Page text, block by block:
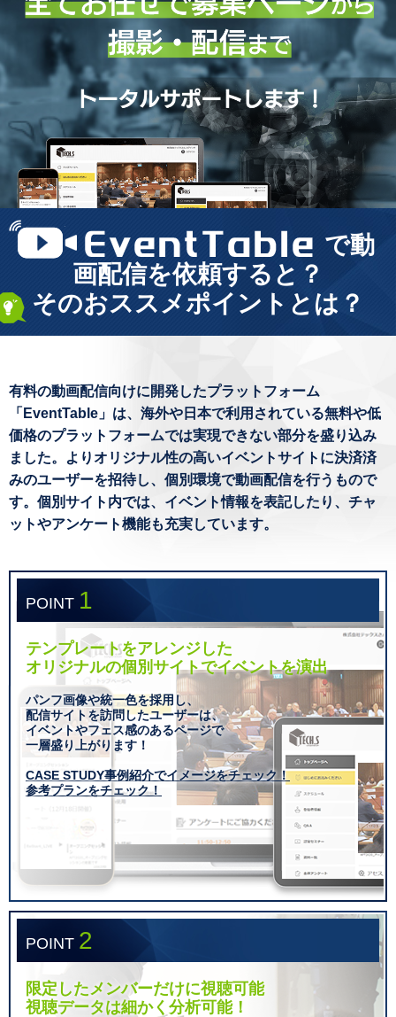
で動
画配信を依頼すると？
そのおススメポイントとは？
有料の動画配信向けに開発したプラットフォーム
「EventTable」は、海外や日本で利用されている無料や低
価格のプラットフォームでは実現できない部分を盛り込み
ました。よりオリジナル性の高いイベントサイトに決済済
みのユーザーを招待し、個別環境で動画配信を行うもので
す。個別サイト内では、イベント情報を表記したり、チャ
ットやアンケート機能も充実しています。
POINT 1
テンプレートをアレンジした
オリジナルの個別サイトでイベントを演出
パンフ画像や統一色を採用し、
配信サイトを訪問したユーザーは、
イベントやフェス感のあるページで
一層盛り上がります！
CASE STUDY事例紹介でイメージをチェック！
参考プランをチェック！
POINT 2
限定したメンバーだけに視聴可能
視聴データは細かく分析可能！